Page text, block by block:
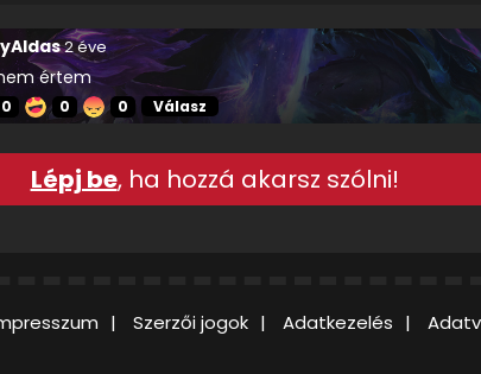
2 éve
értem
0 0 0 Válasz
Lépj be, ha hozzá akarsz szólni!
Szerzői jogok Adatkezelés